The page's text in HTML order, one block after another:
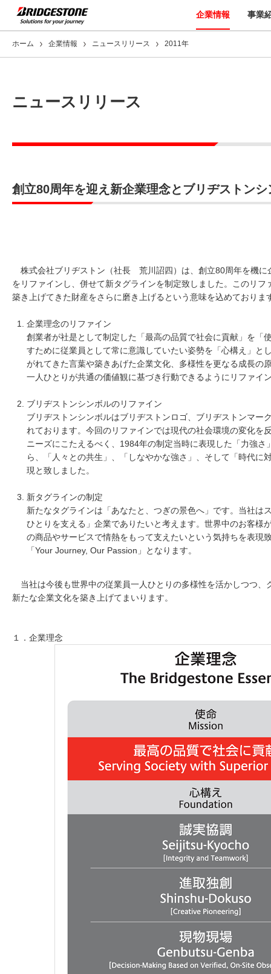
企業情報 事業
ホーム 企業情報 ニュースリリース 2011年
ニュースリリース
創立80周年を迎え新企業理念とブリヂストン
株式会社ブリヂストン（社長 荒川詔四）は、創立80周年を機に
をリファインし、併せて新タグラインを制定致しました。このリフ
築き上げてきた財産をさらに磨き上げるという意味を込めておりま
企業理念のリファイン
創業者が社是として制定した「最高の品質で社会に貢献」を「
すために従業員として常に意識していたい姿勢を「心構え」と
がれてきた言葉や築きあげた企業文化、多様性を更なる成長の
一人ひとりが共通の価値観に基づき行動できるようにリファイ
ブリヂストンシンボルのリファイン
ブリヂストンシンボルはブリヂストンロゴ、ブリヂストンマー
れております。今回のリファインでは現代の社会環境の変化を
ニーズにこたえるべく、1984年の制定当時に表現した「力強さ
ら、「人々との共生」、「しなやかな強さ」、そして「時代に
現と致しました。
新タグラインの制定
新たなタグラインは「あなたと、つぎの景色へ」です。当社は
ひとりを支える」企業でありたいと考えます。世界中のお客様
の商品やサービスで情熱をもって支えたいという気持ちを表現
「Your Journey, Our Passion」となります。
当社は今後も世界中の従業員一人ひとりの多様性を活かしつつ、
新たな企業文化を築き上げてまいります。
１．企業理念